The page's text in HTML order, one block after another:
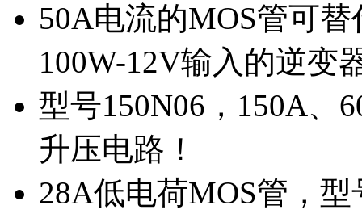
50A电流的MOS管可
100W-12V输入的逆变
型号150N06，150A、
升压电路！
28A低电荷MOS管，